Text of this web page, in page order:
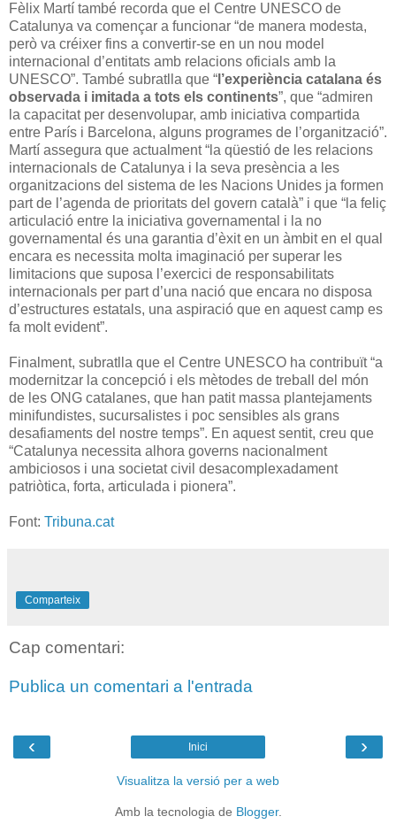
Fèlix Martí també recorda que el Centre UNESCO de
Catalunya va començar a funcionar “de manera modesta,
però va créixer fins a convertir-se en un nou model
internacional d’entitats amb relacions oficials amb la
UNESCO”. També subratlla que “ l’experiència catalana és
observada i imitada a tots els continents”, que “admiren
la capacitat per desenvolupar, amb iniciativa compartida
entre París i Barcelona, alguns programes de l’organització”.
Martí assegura que actualment “la qüestió de les relacions
internacionals de Catalunya i la seva presència a les
organitzacions del sistema de les Nacions Unides ja formen
part de l’agenda de prioritats del govern català” i que “la feliç
articulació entre la iniciativa governamental i la no
governamental és una garantia d’èxit en un àmbit en el qual
encara es necessita molta imaginació per superar les
limitacions que suposa l’exercici de responsabilitats
internacionals per part d’una nació que encara no disposa
d’estructures estatals, una aspiració que en aquest camp es
fa molt evident”.
Finalment, subratlla que el Centre UNESCO ha contribuït “a
modernitzar la concepció i els mètodes de treball del món
de les ONG catalanes, que han patit massa plantejaments
minifundistes, sucursalistes i poc sensibles als grans
desafiaments del nostre temps”. En aquest sentit, creu que
“Catalunya necessita alhora governs nacionalment
ambiciosos i una societat civil desacomplexadament
patriòtica, forta, articulada i pionera”.
Font: Tribuna.cat
Comparteix
Cap comentari:
Publica un comentari a l'entrada
‹ ›
Inici
Visualitza la versió per a web
Amb la tecnologia de Blogger.